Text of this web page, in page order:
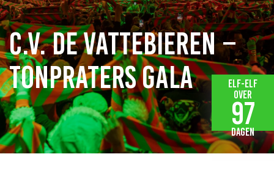
C.V. de Vattebieren –
Tonpraters Gala
Elf-elf
over
97
dagen